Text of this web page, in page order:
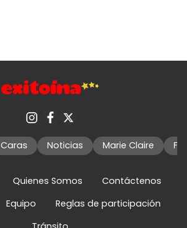
Caras Noticias Marie Claire
Quienes Somos
Contáctenos
Equipo
Reglas de participación